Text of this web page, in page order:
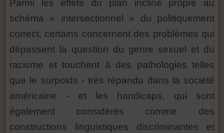
Parmi les effets du plan incliné propre au
schéma « intersectionnel » du politiquement
correct, certains concernent des problèmes qui
dépassent la question du genre sexuel et du
racisme et touchent à des pathologies telles
que le surpoids - très répandu dans la société
américaine - et les handicaps, qui sont
également considérés comme des
constructions linguistiques discriminantes et